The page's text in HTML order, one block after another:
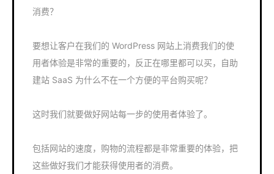
消费？
要想让客户在我们的 WordPress 网站上消费我们的使
用者体验是非常的重要的，反正在哪里都可以买，自助
建站 SaaS 为什么不在一个方便的平台购买呢？
这时我们就要做好网站每一步的使用者体验了。
包括网站的速度，购物的流程都是非常重要的体验，把
这些做好我们才能获得使用者的消费。